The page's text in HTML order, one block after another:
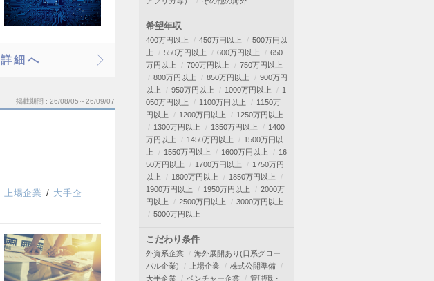
詳細へ
掲載期間 26/08/05～26/09/07
上場企業
大手企
希望年収
400万円以上 450万円以上
500万円以
上
550万円以上 600万円以上
650
万円以上
700万円以上
750万円以上
800万円以上
850万円以上
900万円
以上
950万円以上 1000万円以上
1
050万円以上
1100万円以上
1150万
円以上
1200万円以上
1250万円以上
1300万円以上
1350万円以上
1400
万円以上
1450万円以上
1500万円以
上
1550万円以上 1600万円以上
16
50万円以上
1700万円以上
1750万円
以上
1800万円以上
1850万円以上
1900万円以上
1950万円以上
2000万
円以上
2500万円以上
3000万円以上
5000万円以上
こだわり条件
外資系企業
海外展開あり(日系グロー
バル企業)
上場企業
株式公開準備
大手企業
ベンチャー企業
管理職・